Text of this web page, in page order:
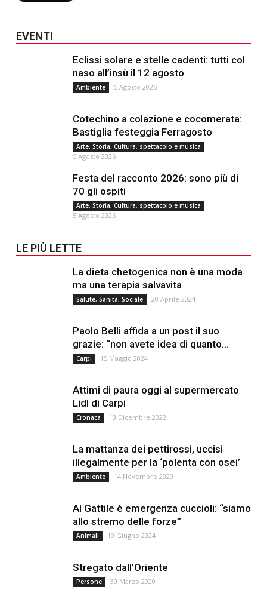
EVENTI
Eclissi solare e stelle cadenti: tutti col
naso all’insù il 12 agosto
Ambiente 5 Agosto 2026
Cotechino a colazione e cocomerata:
Bastiglia festeggia Ferragosto
Arte, Storia, Cultura, spettacolo e musica
5 Agosto 2026
Festa del racconto 2026: sono più di
70 gli ospiti
Arte, Storia, Cultura, spettacolo e musica
5 Agosto 2026
LE PIÙ LETTE
La dieta chetogenica non è una moda
ma una terapia salvavita
Salute, Sanità, Sociale 20 Aprile 2024
Paolo Belli affida a un post il suo
grazie: “non avete idea di quanto...
Carpi 15 Maggio 2024
Attimi di paura oggi al supermercato
Lidl di Carpi
Cronaca 13 Dicembre 2022
La mattanza dei pettirossi, uccisi
illegalmente per la ‘polenta con osei’
Ambiente 14 Novembre 2020
Al Gattile è emergenza cuccioli: “siamo
allo stremo delle forze”
Animali 19 Giugno 2024
Stregato dall’Oriente
Persone 30 Marzo 2020